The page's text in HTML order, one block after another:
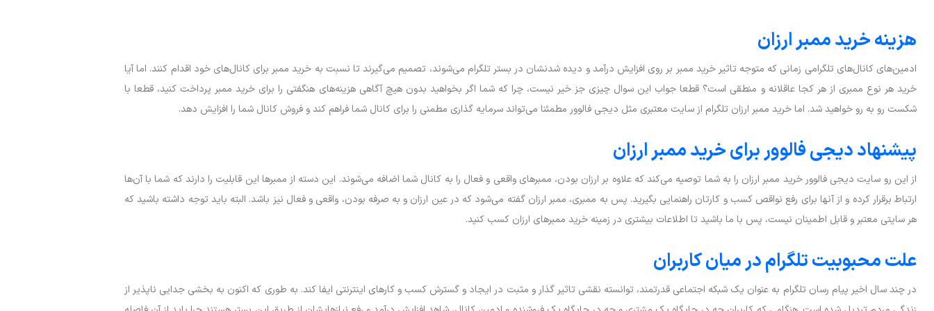
هزینه خرید ممبر ارزان
ادمین‌های کانال‌های تلگرامی زمانی که متوجه تاثیر خرید ممبر بر روی افزایش درآمد و دیده شدنشان در بستر تلگرام می‌شوند، تصمیم می‌گیرند تا نسبت به خرید ممبر برای کانال‌های خود اقدام کنند. اما آیا
خرید هر نوع ممبری از هر کجا عاقلانه و منطقی است؟ قطعا جواب این سوال چیزی جز خیر نیست، چرا که شما اگر بخواهید بدون هیچ آگاهی هزینه‌های هنگفتی را برای خرید ممبر پرداخت کنید، قطعا با
شکست رو به رو خواهید شد. اما خرید ممبر ارزان تلگرام از سایت معتبری مثل دیجی فالوور مطمئنا می‌تواند سرمایه گذاری مطمنی را برای کانال شما فراهم کند و فروش کانال شما را افزایش دهد.
پیشنهاد دیجی فالوور برای خرید ممبر ارزان
از این رو سایت دیجی فالوور خرید ممبر ارزان را به شما توصیه می‌کند که علاوه بر ارزان بودن، ممبرهای واقعی و فعال را به کانال شما اضافه می‌شوند. این دسته از ممبرها این قابلیت را دارند که شما با آن‌ها
ارتباط برقرار کرده و از آنها برای رفع نواقص کسب و کارتان راهنمایی بگیرید. پس به ممبری، ممبر ارزان گفته می‌شود که در عین ارزان و به صرفه بودن، واقعی و فعال نیز باشد. البته باید توجه داشته باشید که
هر سایتی معتبر و قابل اطمینان نیست، پس با ما باشید تا اطلاعات بیشتری در زمینه خرید ممبرهای ارزان کسب کنید.
علت محبوبیت تلگرام در میان کاربران
در چند سال اخیر پیام رسان تلگرام به عنوان یک شبکه اجتماعی قدرتمند، توانسته نقشی تاثیر گذار و مثبت در ایجاد و گسترش کسب و کارهای اینترنتی ایفا کند. به طوری که اکنون به بخشی جدایی ناپذیر از